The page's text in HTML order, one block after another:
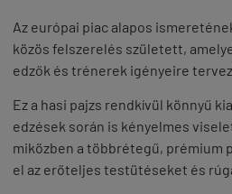
Az európai piac alapos
közös felszerelés született,
edzők és trénerek igényeire
Ez a hasi pajzs rendkívül könnyű
edzések során is kényelmes
miközben a többrétegű, prémium
el az erőteljes testütéseket és